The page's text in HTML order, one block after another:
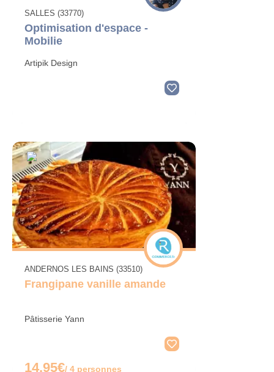
SALLES (33770)
Optimisation d'espace -
Mobilie
Artipik Design
ANDERNOS LES BAINS (33510)
Frangipane vanille amande
Pâtisserie Yann
14.95€/ 4 personnes